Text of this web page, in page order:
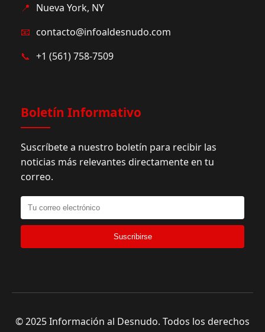
📍 Nueva York, NY
📧 contacto@infoaldesnudo.com
📞 +1 (561) 758-7509
Boletín Informativo
Suscríbete a nuestro boletín para recibir las
noticias más relevantes directamente en tu
correo.
Suscribirse
© 2025 Información al Desnudo. Todos los derechos